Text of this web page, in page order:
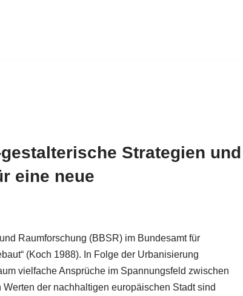
Strategien und
eine neue
Raumforschung (BBSR) im Bundesamt für
(Koch 1988). In Folge der Urbanisierung
vielfache Ansprüche im Spannungsfeld zwischen
der nachhaltigen europäischen Stadt sind